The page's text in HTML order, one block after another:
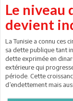
Le niveau
devient
La Tunisie a connu ces
sa dette publique tant
dette exprimée en
extérieure qui
période. Cette
d’endettement mais